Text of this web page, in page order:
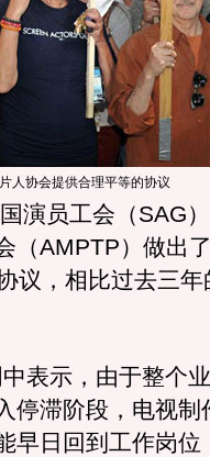
人协会提供合理平等的协议
员工会（SAG
（AMPTP）做出
议，相比过去三
示，由于整个
停滞阶段，电视制
早日回到工作岗位